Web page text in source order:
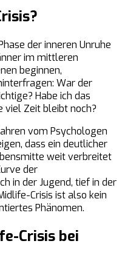
der inneren Unruhe
im mittleren
beginnen,
War der
Habe ich das
viel Zeit bleibt noch?
vom Psychologen
dass ein deutlicher
weit verbreitet
der
in der Jugend, tief in der
Crisis ist also kein
Phänomen.
Crisis bei